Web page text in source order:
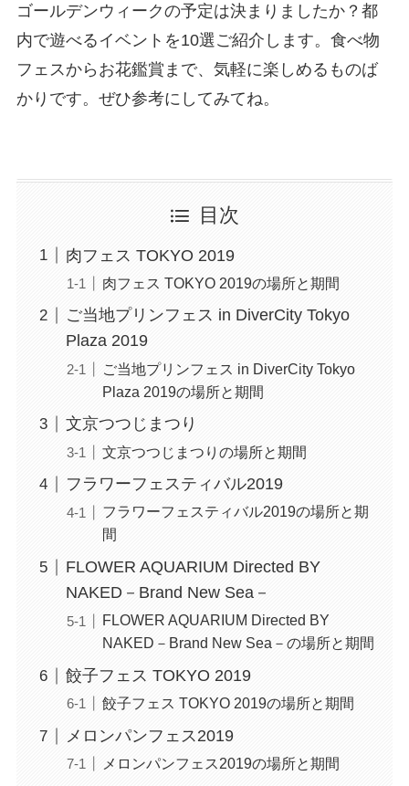
ゴールデンウィークの予定は決まりましたか？都
内で遊べるイベントを10選ご紹介します。食べ物
フェスからお花鑑賞まで、気軽に楽しめるものば
かりです。ぜひ参考にしてみてね。
目次
肉フェス TOKYO 2019
肉フェス TOKYO 2019の場所と期間
ご当地プリンフェス in DiverCity Tokyo
Plaza 2019
ご当地プリンフェス in DiverCity Tokyo
Plaza 2019の場所と期間
文京つつじまつり
文京つつじまつりの場所と期間
フラワーフェスティバル2019
フラワーフェスティバル2019の場所と期
間
FLOWER AQUARIUM Directed BY
NAKED－Brand New Sea－
FLOWER AQUARIUM Directed BY
NAKED－Brand New Sea－の場所と期間
餃子フェス TOKYO 2019
餃子フェス TOKYO 2019の場所と期間
メロンパンフェス2019
メロンパンフェス2019の場所と期間